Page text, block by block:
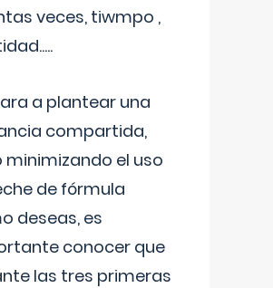
veces, tiwmpo ,
a plantear una
compartida,
minimizando el uso
de fórmula
deseas, es
conocer que
las tres primeras